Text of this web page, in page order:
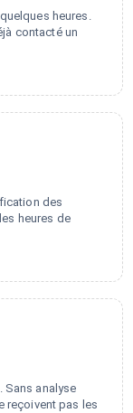
heures.
contacté un
des
heures de
Sans analyse
reçoivent pas les